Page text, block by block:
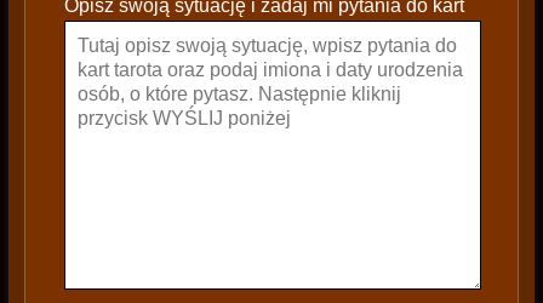
a
e
Opisz swoją sytuację i zadaj mi pytania do kart